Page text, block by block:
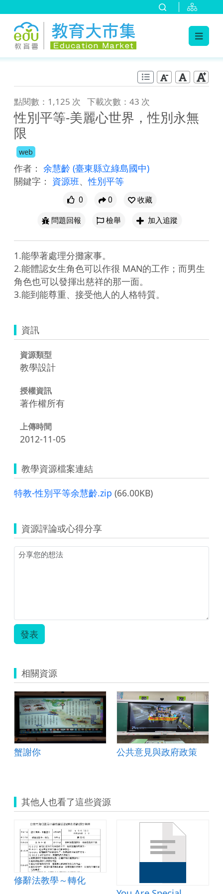
點閱數：1,125 次 下載次數：43 次
性別平等-美麗心世界，性別永無
限
web
作者： 余慧齡 (臺東縣立綠島國中)
關鍵字： 資源班、性別平等
0 0
收藏
問題回報
檢舉 加入追蹤
1.能學著處理分攤家事。
2.能體認女生角色可以作很 MAN的工作；而男生
角色也可以發揮出慈祥的那一面。
資訊
資源類型
教學設計
授權資訊
著作權所有
上傳時間
2012-11-05
教學資源檔案連結
特教-性別平等余慧齡.zip (66.00KB)
資源評論或心得分享
發表
相關資源
蟹謝你 公共意見與政府政策
其他人也看了這些資源
修辭法教學～轉化